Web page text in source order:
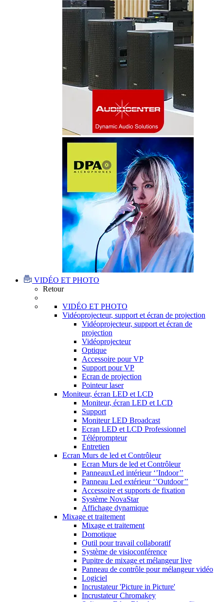
VIDÉO ET PHOTO
Retour
VIDÉO ET PHOTO
Vidéoprojecteur, support et écran de projection
Vidéoprojecteur, support et écran de
projection
Vidéoprojecteur
Optique
Accessoire pour VP
Support pour VP
Ecran de projection
Pointeur laser
Moniteur, écran LED et LCD
Moniteur, écran LED et LCD
Support
Moniteur LED Broadcast
Ecran LED et LCD Professionnel
Téléprompteur
Entretien
Ecran Murs de led et Contrôleur
Ecran Murs de led et Contrôleur
PanneauxLed intérieur ‘’Indoor’’
Panneau Led extérieur ‘’Outdoor’’
Accessoire et supports de fixation
Système NovaStar
Affichage dynamique
Mixage et traitement
Mixage et traitement
Domotique
Outil pour travail collaboratif
Système de visioconférence
Pupitre de mixage et mélangeur live
Panneau de contrôle pour mélangeur vidéo
Logiciel
Incrustateur 'Picture in Picture'
Incrustateur Chromakey